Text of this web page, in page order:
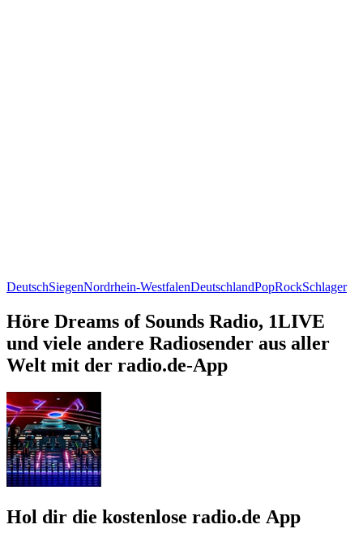
DeutschSiegenNordrhein-WestfalenDeutschlandPopRockSchlager
Höre Dreams of Sounds Radio, 1LIVE
und viele andere Radiosender aus aller
Welt mit der radio.de-App
Hol dir die kostenlose radio.de App